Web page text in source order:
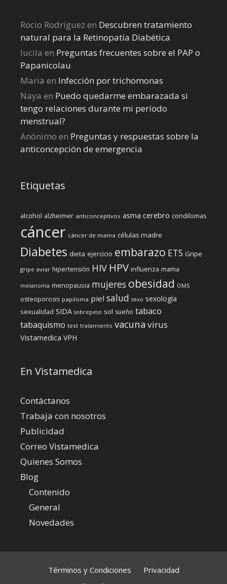
Rocio Rodríguez en Descubren tratamiento
natural para la Retinopatía Diabética
lucila en Preguntas frecuentes sobre el PAP o
Papanicolau
Maria en Infección por trichomonas
Naya en Puedo quedarme embarazada si
tengo relaciones durante mi perí­odo
menstrual?
Anónimo en Preguntas y respuestas sobre la
anticoncepción de emergencia
Etiquetas
alcohol alzheimer anticonceptivos asma cerebro condilomas
cáncer cáncer de mama células madre
Diabetes dieta ejercicio embarazo ETS Gripe
gripe aviar hipertensión HIV HPV influenza mama
melanoma menopausia mujeres obesidad OMS
osteoporosis papiloma piel salud sexo sexología
sexualidad SIDA sobrepeso sol sueño tabaco
tabaquismo test tratamiento vacuna virus
Vistamedica VPH
En Vistamedica
Contáctanos
Trabaja con nosotros
Publicidad
Correo Vistamedica
Quienes Somos
Blog
Contenido
General
Novedades
Términos y Condiciones
Privacidad